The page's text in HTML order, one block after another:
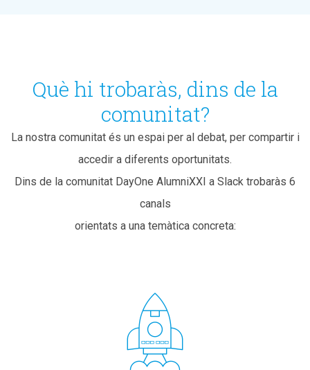
Què hi trobaràs, dins de la
comunitat?
La nostra comunitat és un espai per al debat, per compartir i
accedir a diferents oportunitats.
Dins de la comunitat DayOne AlumniXXI a Slack trobaràs 6
canals
orientats a una temàtica concreta: